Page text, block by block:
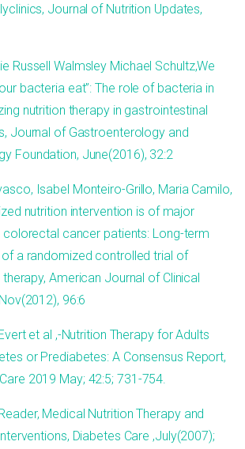
Journal of Nutrition Updates,
Russell Walmsley Michael Schultz,We
bacteria eat”: The role of bacteria in
nutrition therapy in gastrointestinal
Journal of Gastroenterology and
Foundation, June(2016), 32:2
Isabel Monteiro-Grillo, Maria Camilo,
nutrition intervention is of major
cancer patients: Long-term
a randomized controlled trial of
therapy, American Journal of Clinical
96:6
et al ,-Nutrition Therapy for Adults
or Prediabetes: A Consensus Report,
2019 May; 42:5; 731-754.
Medical Nutrition Therapy and
Diabetes Care ,July(2007);